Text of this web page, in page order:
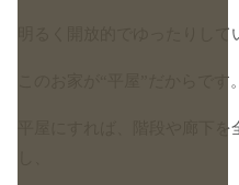
明るく開放的でゆったりして
このお家が“平屋”だからです。
平屋にすれば、階段や廊下